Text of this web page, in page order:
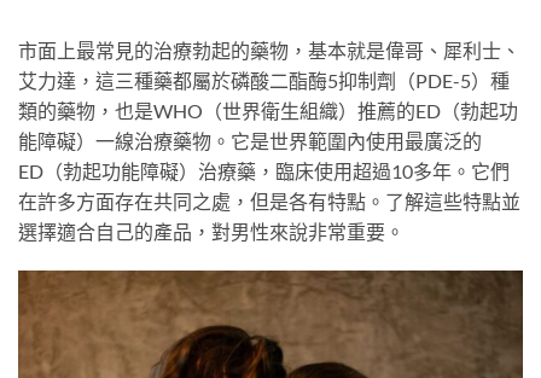
市面上最常見的治療勃起的藥物，基本就是偉哥、犀利士、
艾力達，這三種藥都屬於磷酸二酯酶5抑制劑（PDE-5）種
類的藥物，也是WHO（世界衛生組織）推薦的ED（勃起功
能障礙）一線治療藥物。它是世界範圍內使用最廣泛的
ED（勃起功能障礙）治療藥，臨床使用超過10多年。它們
在許多方面存在共同之處，但是各有特點。了解這些特點並
選擇適合自己的產品，對男性來說非常重要。